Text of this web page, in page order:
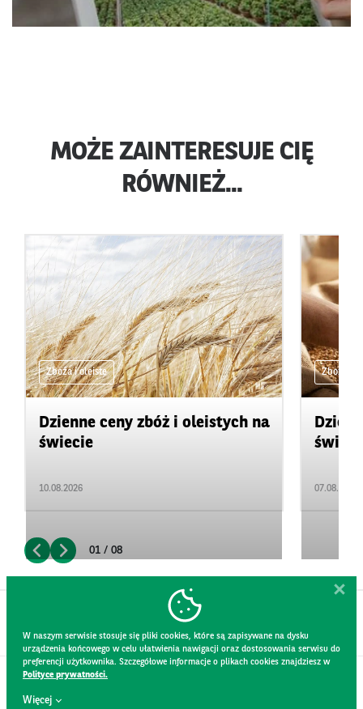
MOŻE ZAINTERESUJE CIĘ
RÓWNIEŻ...
Zboża i oleiste
Dzienne ceny zbóż i oleistych na
świecie
10.08.2026
Zboża i
07.08.2026
01 / 08
W naszym serwisie stosuje się pliki cookies, które są zapisywane na dysku
urządzenia końcowego w celu ułatwienia nawigacji oraz dostosowania serwisu do
preferencji użytkownika. Szczegółowe informacje o plikach cookies znajdziesz w
Polityce prywatności.
Więcej
KONTAKT
REGULAMIN STRONY